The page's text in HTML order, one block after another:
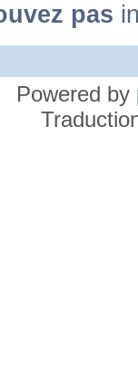
pas
Powered by